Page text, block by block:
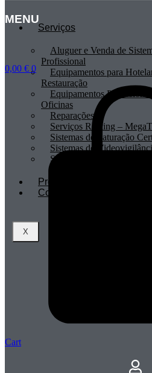
MENU
Serviços
Aluguer e Venda de
Profissional
Equipamentos para
Restauração
Equipamentos
Oficinas
Reparações
Serviços Renting –
Sistemas de Faturação
Sistemas de
Sistemas POS
Profissionais
Contactos
X
0,00 € 0
Cart